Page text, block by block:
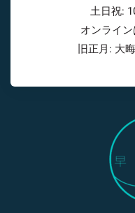
土日祝:
オンライ
旧正月: 大